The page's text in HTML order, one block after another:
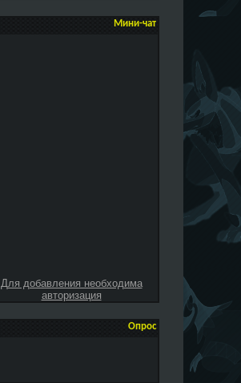
Мини-чат
Для добавления необходима
авторизация
Опрос